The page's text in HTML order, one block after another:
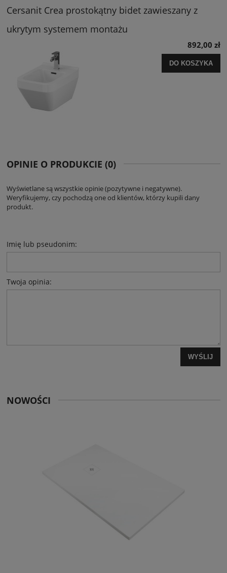
Cersanit Crea prostokątny bidet zawieszany z
ukrytym systemem montażu
892,00 zł
DO KOSZYKA
OPINIE O PRODUKCIE (0)
Wyświetlane są wszystkie opinie (pozytywne i negatywne).
Weryfikujemy, czy pochodzą one od klientów, którzy kupili dany
produkt.
Imię lub pseudonim:
Twoja opinia:
WYŚLIJ
NOWOŚCI